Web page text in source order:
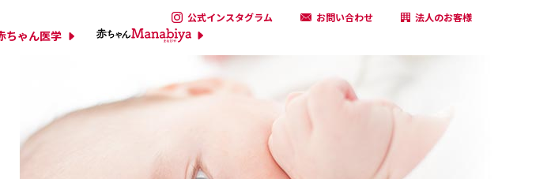
ちゃん医学
公式インスタグラム お問い合わせ 法人のお客様